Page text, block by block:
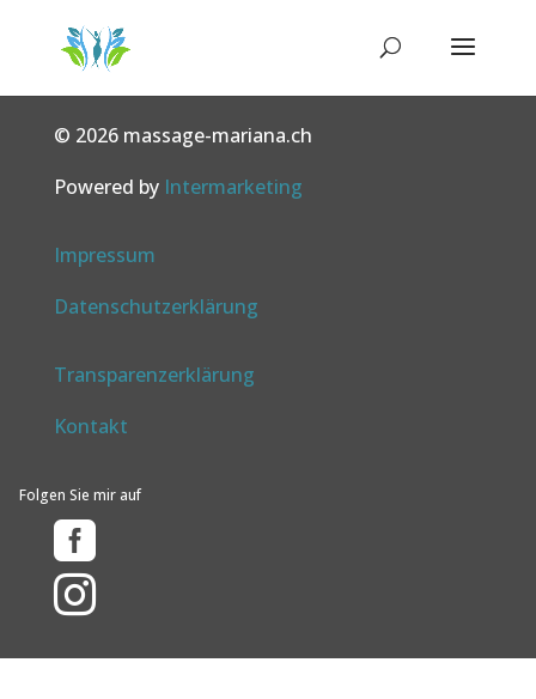
© 2026 massage-mariana.ch
Powered by Intermarketing
Impressum
Datenschutzerklärung
Transparenzerklärung
Kontakt
Folgen Sie mir auf

